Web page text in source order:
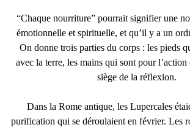
“Chaque nourriture” pourrait signifier une
émotionnelle et spirituelle, et qu’il y a un
On donne trois parties du corps : les pieds
avec la terre, les mains qui sont pour l’action
siège de la réflexion.
Dans la Rome antique, les Lupercales
purification qui se déroulaient en février. Les